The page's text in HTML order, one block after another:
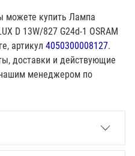
можете купить Лампа
D 13W/827 G24d-1 OSRAM
артикул 4050300008127.
доставки и действующие
менеджером по